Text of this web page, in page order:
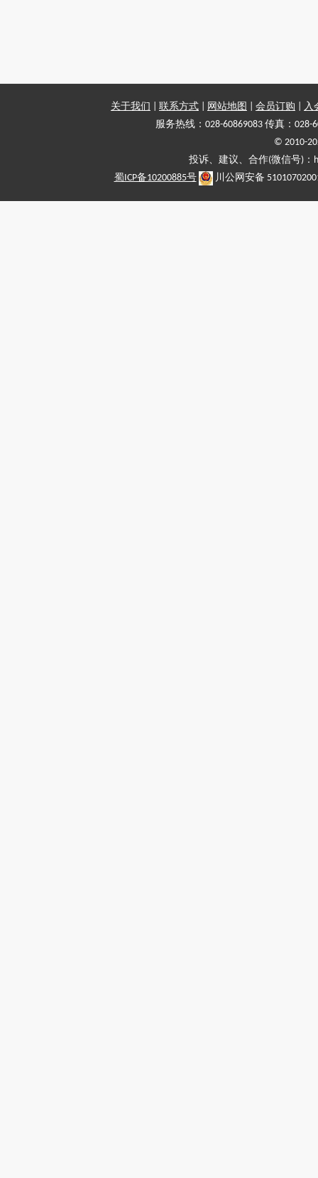
关于我们 联系方式 网站地图 会员订购
入
服务热线：028-60869083 传真：028-
© 2010-
投诉、建议、合作(微信号)
蜀ICP备10200885号
川公网安备